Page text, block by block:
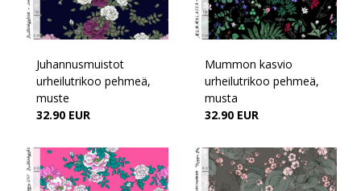
Juhannusmuistot
urheilutrikoo pehmeä,
muste
32.90 EUR
Mummon kasvio
urheilutrikoo pehmeä,
musta
32.90 EUR